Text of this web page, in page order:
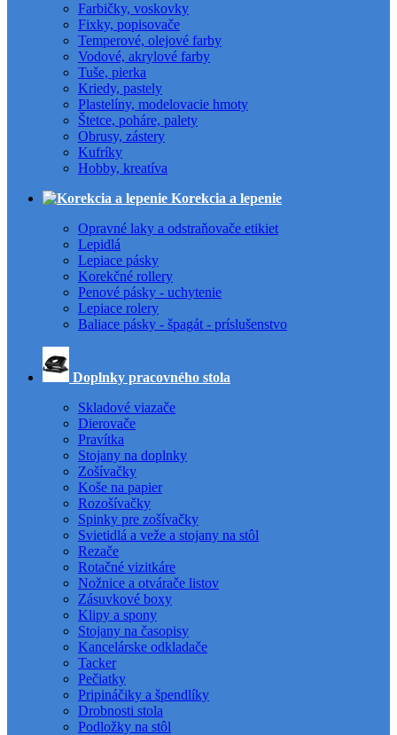
Farbičky, voskovky
Fixky, popisovače
Temperové, olejové farby
Vodové, akrylové farby
Tuše, pierka
Kriedy, pastely
Plastelíny, modelovacie hmoty
Štetce, poháre, palety
Obrusy, zástery
Kufríky
Hobby, kreatíva
Korekcia a lepenie
Opravné laky a odstraňovače etikiet
Lepidlá
Lepiace pásky
Korekčné rollery
Penové pásky - uchytenie
Lepiace rolery
Baliace pásky - špagát - príslušenstvo
Doplnky pracovného stola
Skladové viazače
Dierovače
Pravítka
Stojany na doplnky
Zošívačky
Koše na papier
Rozošívačky
Spinky pre zošívačky
Svietidlá a veže a stojany na stôl
Rezače
Rotačné vizitkáre
Nožnice a otvárače listov
Zásuvkové boxy
Klipy a spony
Stojany na časopisy
Kancelárske odkladače
Tacker
Pečiatky
Pripináčiky a špendlíky
Drobnosti stola
Podložky na stôl